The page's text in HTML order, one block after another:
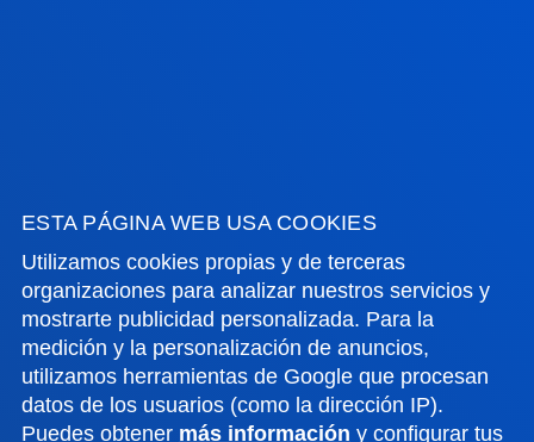
ESTA PÁGINA WEB USA COOKIES
Utilizamos cookies propias y de terceras
organizaciones para analizar nuestros servicios y
mostrarte publicidad personalizada. Para la
medición y la personalización de anuncios,
utilizamos herramientas de Google que procesan
datos de los usuarios (como la dirección IP).
Puedes obtener más información y configurar tus
+34 944 139 000
Contacto
Campus San Sebastián
Conoce el campus
+34 943 326 600
Contacto